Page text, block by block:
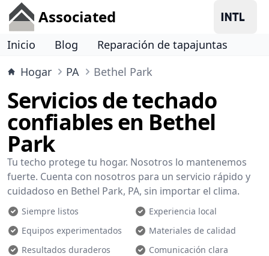
Associated
Inicio Blog
Reparación de tapajuntas
Hogar
PA Bethel Park
Servicios de techado
confiables en Bethel
Park
Tu techo protege tu hogar. Nosotros lo mantenemos
fuerte. Cuenta con nosotros para un servicio rápido y
cuidadoso en Bethel Park, PA, sin importar el clima.
Siempre listos
Experiencia local
Equipos experimentados
Materiales de calidad
Resultados duraderos
Comunicación clara